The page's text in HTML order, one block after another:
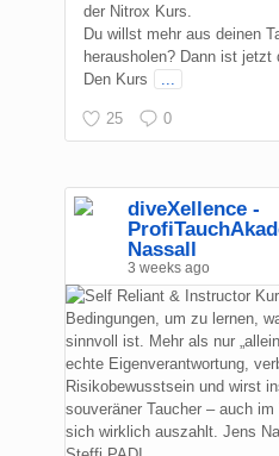
der Nitrox Kurs.
Du willst mehr aus deinen
herausholen? Dann ist
Den Kurs
...
25 0
diveXellence -
Nassall
3 weeks ago